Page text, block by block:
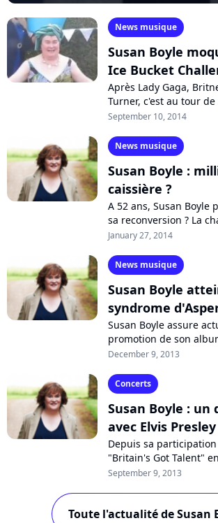
News musique
Susan Boyle
Ice Bucket
Après Lady Gaga,
Turner, c'est au tour de
relever le Ice Bucket
September 10, 2014
News musique
Susan Boyle :
caissière ?
A 52 ans, Susan Boyle
sa reconversion ? La
avoir vendu 19 millions
January 27, 2014
News musique
Susan Boyle
syndrome
Susan Boyle assure
promotion de son
Christmas". Au cours
atteinte...
December 9, 2013
Concerts
Susan Boyle :
avec Elvis Presley
Depuis sa
"Britain's Got Talent"
reprise de "I Dreamed
September 9, 2013
Toute l'actualité de Susan